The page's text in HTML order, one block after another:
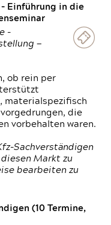
- Einführung in die
-
—
ob rein per
materialspezifisch
die
vorbehalten waren.
Sachverständigen
Markt zu
bearbeiten zu
(10 Termine,